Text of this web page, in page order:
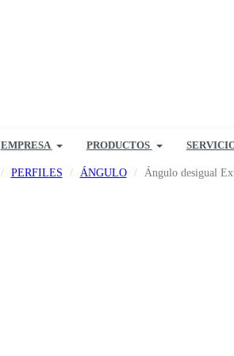
EMPRESA PRODUCTOS
PERFILES ÁNGULO Ángulo desigual